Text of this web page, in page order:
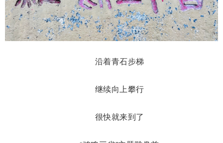
沿着青石步梯
继续向上攀行
很快就来到了